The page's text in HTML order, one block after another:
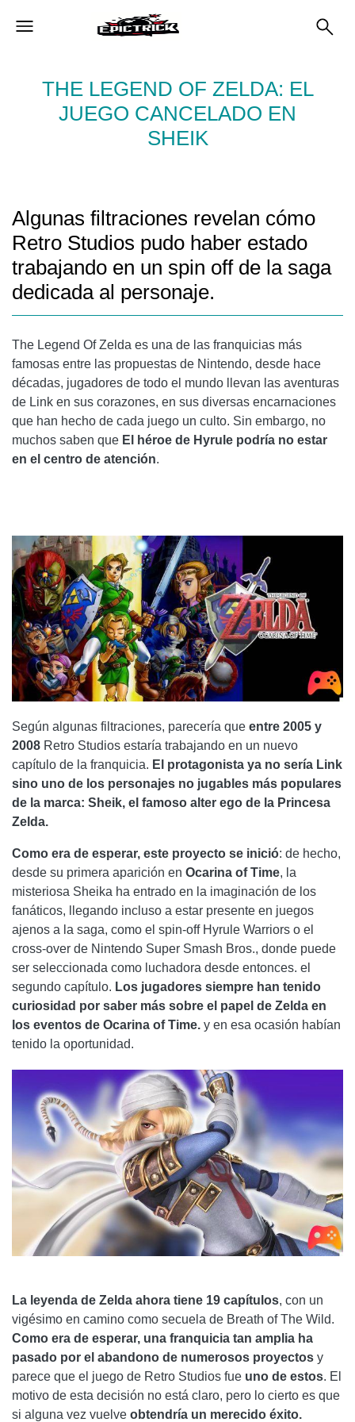
THE LEGEND OF ZELDA: EL
JUEGO CANCELADO EN
SHEIK
Algunas filtraciones revelan cómo
Retro Studios pudo haber estado
trabajando en un spin off de la saga
dedicada al personaje.
The Legend Of Zelda es una de las franquicias más
famosas entre las propuestas de Nintendo, desde hace
décadas, jugadores de todo el mundo llevan las aventuras
de Link en sus corazones, en sus diversas encarnaciones
que han hecho de cada juego un culto. Sin embargo, no
muchos saben que El héroe de Hyrule podría no estar
en el centro de atención.
Según algunas filtraciones, parecería que entre 2005 y
2008 Retro Studios estaría trabajando en un nuevo
capítulo de la franquicia. El protagonista ya no sería Link
sino uno de los personajes no jugables más populares
de la marca: Sheik, el famoso alter ego de la Princesa
Zelda.
Como era de esperar, este proyecto se inició: de hecho,
desde su primera aparición en Ocarina of Time, la
misteriosa Sheika ha entrado en la imaginación de los
fanáticos, llegando incluso a estar presente en juegos
ajenos a la saga, como el spin-off Hyrule Warriors o el
cross-over de Nintendo Super Smash Bros., donde puede
ser seleccionada como luchadora desde entonces. el
segundo capítulo. Los jugadores siempre han tenido
curiosidad por saber más sobre el papel de Zelda en
los eventos de Ocarina of Time. y en esa ocasión habían
tenido la oportunidad.
La leyenda de Zelda ahora tiene 19 capítulos, con un
vigésimo en camino como secuela de Breath of The Wild.
Como era de esperar, una franquicia tan amplia ha
pasado por el abandono de numerosos proyectos y
parece que el juego de Retro Studios fue uno de estos. El
motivo de esta decisión no está claro, pero lo cierto es que
si alguna vez vuelve obtendría un merecido éxito.